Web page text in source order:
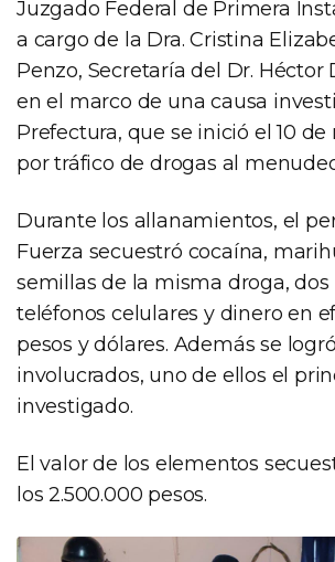
Juzgado Federal de Primera
a cargo de la Dra. Cristina
Penzo, Secretaría del Dr. Héctor
en el marco de una causa
Prefectura, que se inició el 10
por tráfico de drogas al
Durante los allanamientos, el
Fuerza secuestró cocaína,
semillas de la misma droga, dos
teléfonos celulares y dinero en
pesos y dólares. Además se
involucrados, uno de ellos el
investigado.
El valor de los elementos
los 2.500.000 pesos.